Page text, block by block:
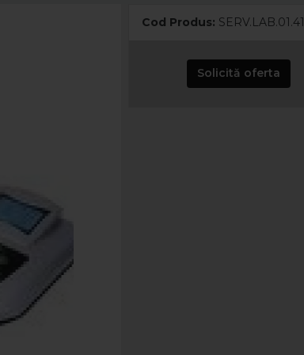
Cod Produs: SERV.LAB.01.41
Solicită oferta